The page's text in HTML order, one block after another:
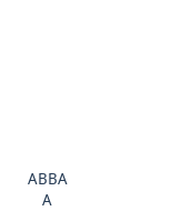
ABBA
A